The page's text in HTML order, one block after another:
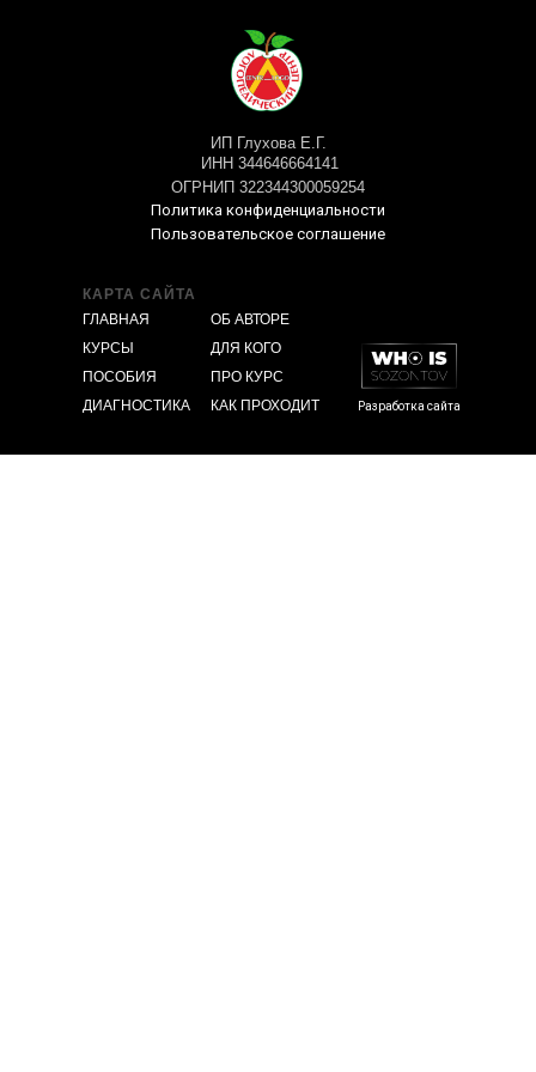
ИП Глухова Е.Г.
Политика конфиденциальности
Пользовательское соглашение
ИНН 344646664141
ОГРНИП 322344300059254
КАРТА САЙТА
ГЛАВНАЯ
КУРСЫ
ПОСОБИЯ
ДИАГНОСТИКА
ОБ АВТОРЕ
ДЛЯ КОГО
ПРО КУРС
КАК ПРОХОДИТ
Разработка сайта